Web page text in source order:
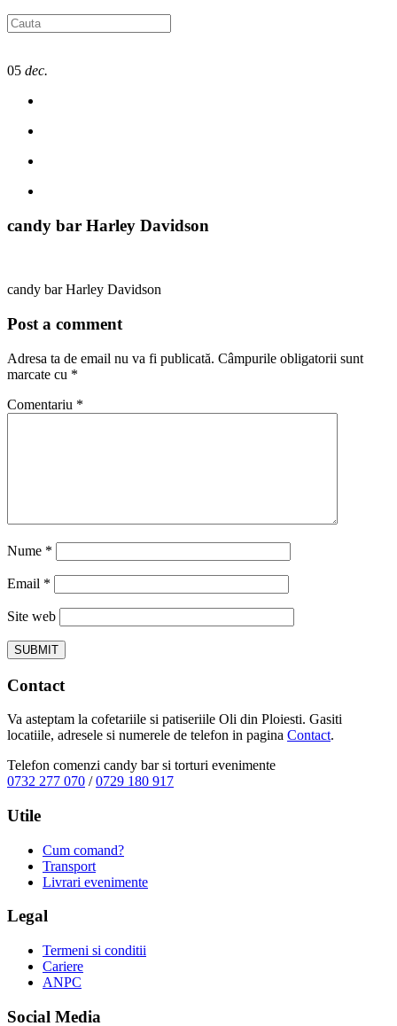
05 dec.
candy bar Harley Davidson
candy bar Harley Davidson
Post a comment
Adresa ta de email nu va fi publicată. Câmpurile obligatorii sunt
marcate cu *
Comentariu *
Nume *
Email *
Site web
Contact
Va asteptam la cofetariile si patiseriile Oli din Ploiesti. Gasiti
locatiile, adresele si numerele de telefon in pagina Contact.
Telefon comenzi candy bar si torturi evenimente
0732 277 070 /0729 180 917
Utile
Cum comand?
Transport
Livrari evenimente
Legal
Termeni si conditii
Cariere
ANPC
Social Media